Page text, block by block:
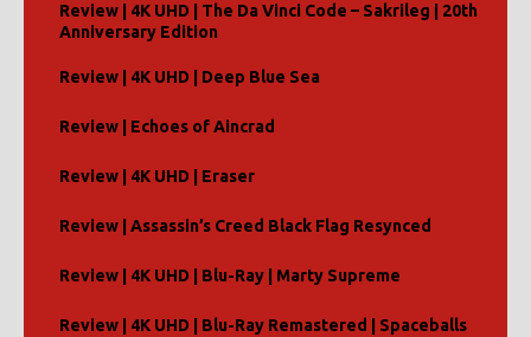
Review | 4K UHD | The Da Vinci Code – Sakrileg | 20th
Anniversary Edition
Review | 4K UHD | Deep Blue Sea
Review | Echoes of Aincrad
Review | 4K UHD | Eraser
Review | Assassin’s Creed Black Flag Resynced
Review | 4K UHD | Blu-Ray | Marty Supreme
Review | 4K UHD | Blu-Ray Remastered | Spaceballs